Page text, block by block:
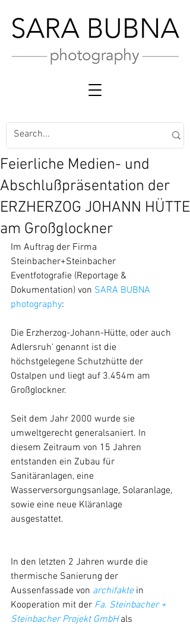
Feierliche Medien- und
Abschlußpräsentation der
ERZHERZOG JOHANN HÜTTE
am Großglockner
Im Auftrag der Firma
Steinbacher+Steinbacher
Eventfotografie (Reportage &
Dokumentation) von SARA BUBNA
photography:
Die Erzherzog-Johann-Hütte, oder auch
Adlersruh' genannt ist die
höchstgelegene Schutzhütte der
Ostalpen und liegt auf 3.454m am
Großglockner.
Seit dem Jahr 2000 wurde sie
umweltgerecht generalsaniert. In
diesem Zeitraum von 15 Jahren
entstanden ein Zubau für
Sanitäranlagen, eine
Wasserversorgungsanlage, Solaranlage,
sowie eine neue Kläranlage
ausgestattet.
In den letzten 2 Jahren wurde die
thermische Sanierung der
Aussenfassade von archifakte in
Kooperation mit der Fa. Steinbacher +
Steinbacher Projekt GmbH als